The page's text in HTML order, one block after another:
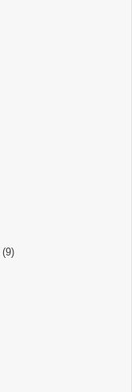
(9)